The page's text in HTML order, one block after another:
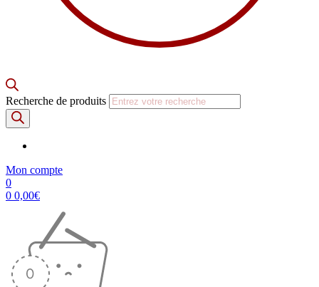
Recherche de produits
Mon compte
0
0 0,00€